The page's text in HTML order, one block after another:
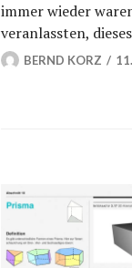
immer wieder
veranlassten,
BERND KORZ